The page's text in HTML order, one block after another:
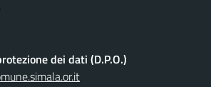
dei dati (D.P.O.)